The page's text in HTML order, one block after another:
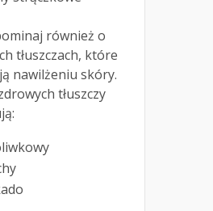
również o
tłuszczach, które
nawilżeniu skóry.
tłuszczy